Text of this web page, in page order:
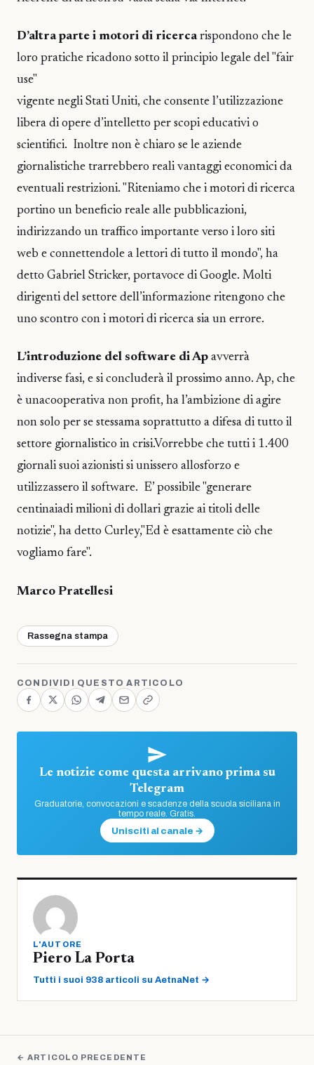
D’altra parte i motori di ricercarispondono che le
loro pratiche ricadono sotto il principio legale del "fair
use"
vigente negli Stati Uniti, che consente l’utilizzazione
libera di opere d’intelletto per scopi educativi o
scientifici. Inoltre non è chiaro se le aziende
giornalistiche trarrebbero reali vantaggi economici da
eventuali restrizioni. "Riteniamo che i motori di ricerca
portino un beneficio reale alle pubblicazioni,
indirizzando un traffico importante verso i loro siti
web e connettendole a lettori di tutto il mondo", ha
detto Gabriel Stricker, portavoce di Google. Molti
dirigenti del settore dell’informazione ritengono che
uno scontro con i motori di ricerca sia un errore.
L’introduzione del software di Ap avverrà
indiverse fasi, e si concluderà il prossimo anno. Ap, che
è unacooperativa non profit, ha l’ambizione di agire
non solo per se stessama soprattutto a difesa di tutto il
settore giornalistico in crisi.Vorrebbe che tutti i 1.400
giornali suoi azionisti si unissero allosforzo e
utilizzassero il software. E’ possibile "generare
centinaiadi milioni di dollari grazie ai titoli delle
notizie", ha detto Curley,"Ed è esattamente ciò che
vogliamo fare".
Marco Pratellesi
Rassegna stampa
CONDIVIDI QUESTO ARTICOLO
Le notizie come questa arrivano prima su
Telegram
Graduatorie, convocazioni e scadenze della scuola siciliana in
tempo reale. Gratis.
Unisciti al canale →
L'AUTORE
Piero La Porta
Tutti i suoi 938 articoli su AetnaNet →
← ARTICOLO PRECEDENTE